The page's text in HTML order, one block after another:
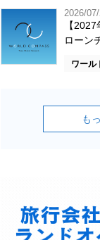
2026/
【
ローン
ワール
も